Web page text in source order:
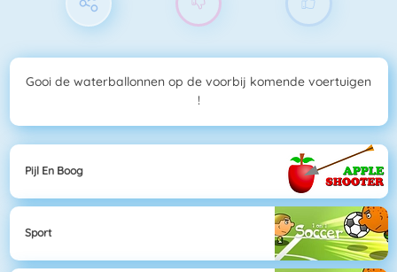
Gooi de waterballonnen op de voorbij komende voertuigen
!
Pijl En Boog
Sport